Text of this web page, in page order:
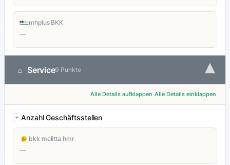
mhplus BKK
—
⌂ Service9 Punkte ▾
Alle Details aufklappen Alle Details einklappen
Anzahl Geschäftsstellen
bkk melitta hmr
—